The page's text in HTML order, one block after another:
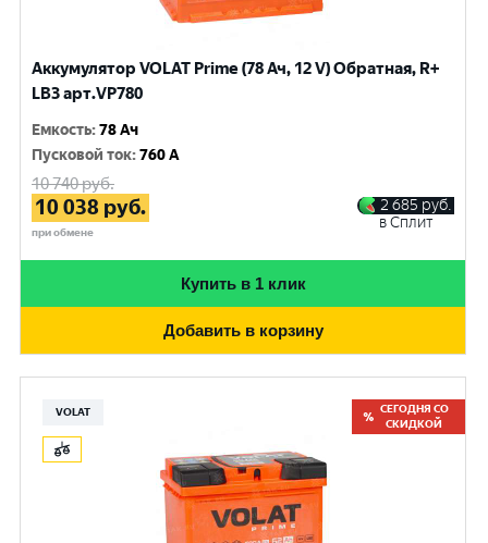
Аккумулятор VOLAT Prime (78 Ач, 12 V) Обратная, R+
LB3 арт.VP780
Емкость:78 Ач
Пусковой ток:760 A
10 740руб.
10 038 руб.
при обмене
2 685 руб.
в Сплит
Купить в 1 клик
Добавить в корзину
VOLAT
СЕГОДНЯ СО
СКИДКОЙ